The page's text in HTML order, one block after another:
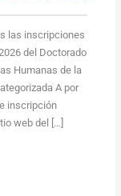
las inscripciones
del Doctorado
Humanas de la
A por
inscripción
web del […]